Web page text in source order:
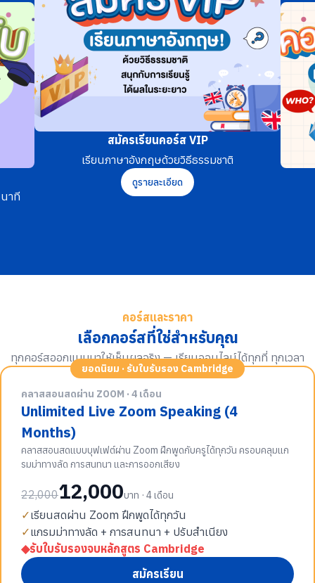
าที
สมัครเรียนคอร์ส VIP
เรียนภาษาอังกฤษด้วยวิธีธรรมชาติ
ดูรายละเอียด
คอร์สและราคา
เลือกคอร์สที่ใช่สำหรับคุณ
ทุกคอร์สออกแบบมาให้เห็นผลจริง — เรียนออนไลน์ได้ทุกที่ ทุกเวลา
ยอดนิยม · รับใบรับรอง Cambridge
คลาสสอนสดผ่าน ZOOM · 4 เดือน
Unlimited Live Zoom Speaking (4
Months)
คลาสสอนสดแบบบุฟเฟต์ผ่าน Zoom ฝึกพูดกับครูได้ทุกวัน ครอบคลุมแก
รมม่าทางลัด การสนทนา และการออกเสียง
22,00012,000บาท · 4 เดือน
✓เรียนสดผ่าน Zoom ฝึกพูดได้ทุกวัน
✓แกรมม่าทางลัด + การสนทนา + ปรับสำเนียง
◆รับใบรับรองจบหลักสูตร Cambridge
สมัครเรียน